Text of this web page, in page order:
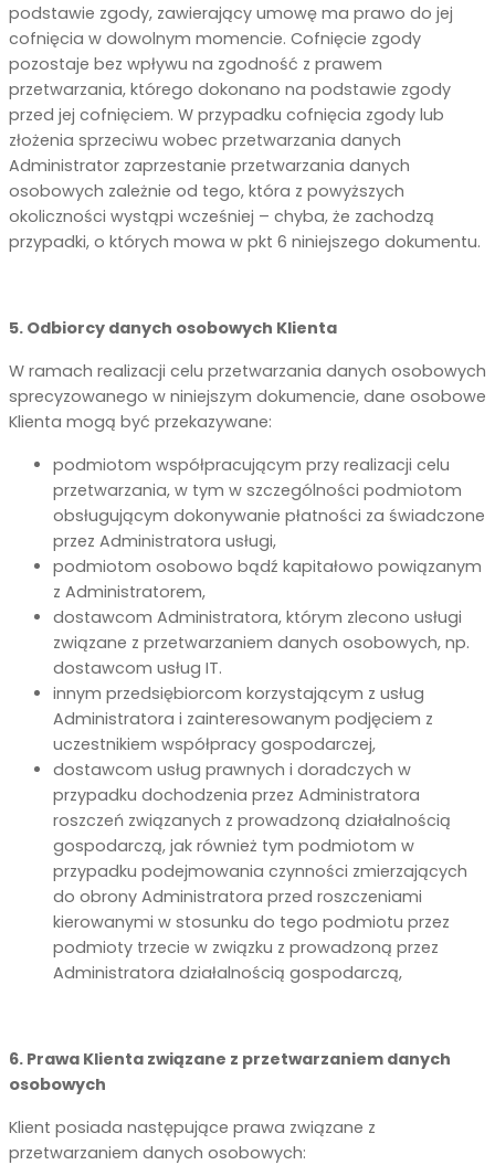
podstawie zgody, zawierający umowę ma prawo do jej
cofnięcia w dowolnym momencie. Cofnięcie zgody
pozostaje bez wpływu na zgodność z prawem
przetwarzania, którego dokonano na podstawie zgody
przed jej cofnięciem. W przypadku cofnięcia zgody lub
złożenia sprzeciwu wobec przetwarzania danych
Administrator zaprzestanie przetwarzania danych
osobowych zależnie od tego, która z powyższych
okoliczności wystąpi wcześniej – chyba, że zachodzą
przypadki, o których mowa w pkt 6 niniejszego dokumentu.
5. Odbiorcy danych osobowych Klienta
W ramach realizacji celu przetwarzania danych osobowych
sprecyzowanego w niniejszym dokumencie, dane osobowe
Klienta mogą być przekazywane:
podmiotom współpracującym przy realizacji celu
przetwarzania, w tym w szczególności podmiotom
obsługującym dokonywanie płatności za świadczone
przez Administratora usługi,
podmiotom osobowo bądź kapitałowo powiązanym
z Administratorem,
dostawcom Administratora, którym zlecono usługi
związane z przetwarzaniem danych osobowych, np.
dostawcom usług IT.
innym przedsiębiorcom korzystającym z usług
Administratora i zainteresowanym podjęciem z
uczestnikiem współpracy gospodarczej,
dostawcom usług prawnych i doradczych w
przypadku dochodzenia przez Administratora
roszczeń związanych z prowadzoną działalnością
gospodarczą, jak również tym podmiotom w
przypadku podejmowania czynności zmierzających
do obrony Administratora przed roszczeniami
kierowanymi w stosunku do tego podmiotu przez
podmioty trzecie w związku z prowadzoną przez
Administratora działalnością gospodarczą,
6. Prawa Klienta związane z przetwarzaniem danych
osobowych
Klient posiada następujące prawa związane z
przetwarzaniem danych osobowych: